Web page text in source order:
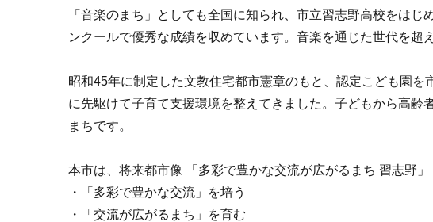
「音楽のまち」としても全国に知られ、市立習志野高校をはじ
ンクールで優秀な成績を収めています。音楽を通じた世代を超
昭和45年に制定した文教住宅都市憲章のもと、認定こども園を
に先駆けて子育て支援環境を整えてきました。子どもから高齢
まちです。
本市は、将来都市像 「多彩で豊かな交流が広がるまち 習志野」
・「多彩で豊かな交流」を培う
・「交流が広がるまち」を育む